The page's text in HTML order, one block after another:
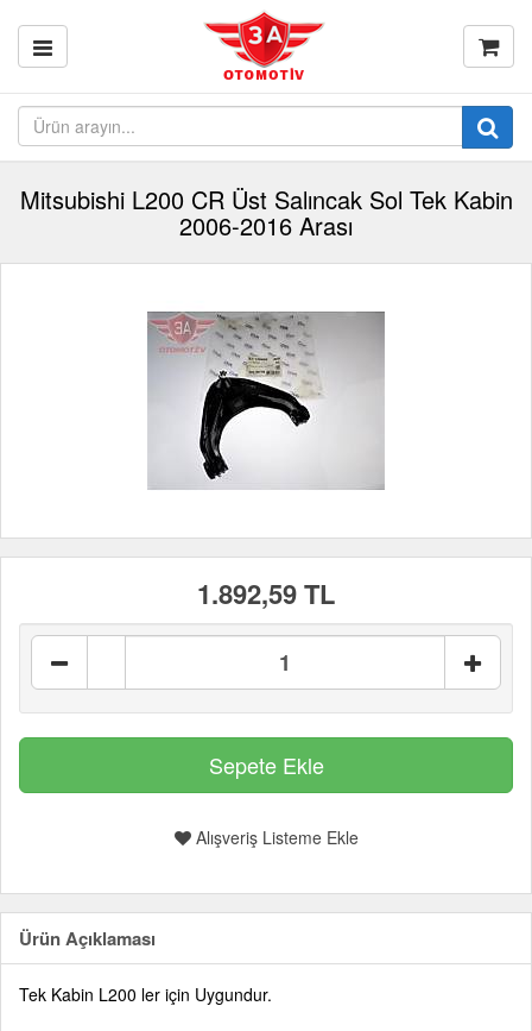
Mitsubishi L200 CR Üst Salıncak Sol Tek Kabin
2006-2016 Arası
1.892,59 TL
Alışveriş Listeme Ekle
Ürün Açıklaması
Tek Kabin L200 ler için Uygundur.